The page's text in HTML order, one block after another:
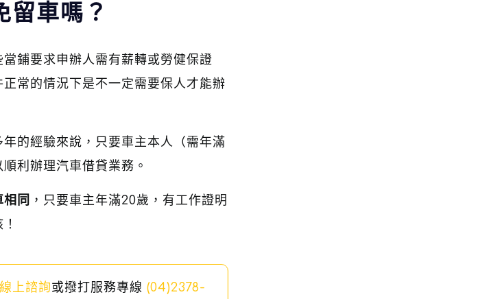
留車嗎？
鋪要求申辦人需有薪轉或勞健保證
常的情況下是不一定需要保人才能辦
年的經驗來說，只要車主本人（需年滿
利辦理汽車借貸業務。
同 ，只要車主年滿20歲，有工作證明
上諮詢或撥打服務專線 (04)2378-